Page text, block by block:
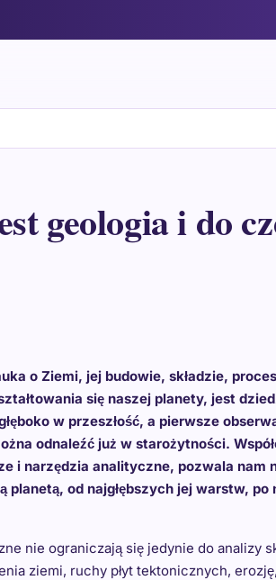
geologia i do
o Ziemi, jej budowie, składzie,
się naszej planety, jest
w przeszłość, a pierwsze
odnaleźć już w starożytności.
i narzędzia analityczne, pozwala nam
planetą, od najgłębszych jej warstw,
nie ograniczają się jedynie do analizy
ziemi, ruchy płyt tektonicznych,